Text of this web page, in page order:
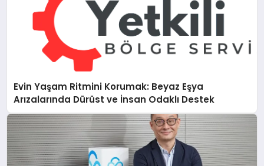
Evin Yaşam Ritmini Korumak: Beyaz Eşya
Arızalarında Dürüst ve İnsan Odaklı Destek